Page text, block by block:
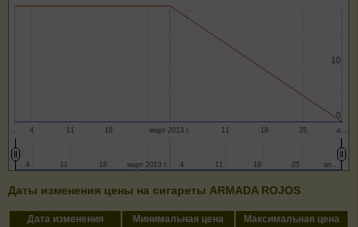
… март 2013 г. а…
4 11 18 11 18 25
0
0
10
10
март 2013 г.
март 2013 г. ап…
ап…
4
4 11
11 18
18 4
4 11
11 18
18 25
25
Даты изменения цены на сигареты ARMADA ROJOS
Дата изменения Минимальная цена
Максимальная цена